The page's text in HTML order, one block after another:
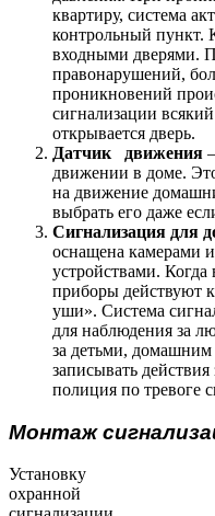
квартиру, система
контрольный пункт.
входными дверями.
правонарушений,
проникновений
сигнализации всякий
открывается дверь.
Датчик движения
движении в доме.
на движение
выбрать его даже
Сигнализация для
оснащена камерами
устройствами. Когда
приборы действуют
уши». Система
для наблюдения за
за детьми,
записывать
полиция по тревоге
Монтаж
Установку
охранной